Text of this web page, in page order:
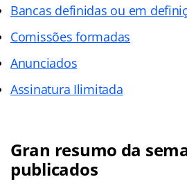
Bancas definidas ou em
Comissões formadas
Anunciados
Assinatura Ilimitada
Gran resumo da
publicados